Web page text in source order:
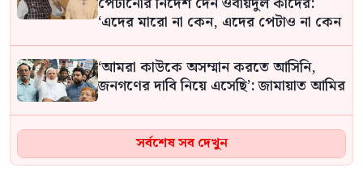
‘এদের মারো না কেন, এদের পেটাও না কেন
‘আমরা কাউকে অসম্মান করতে আসিনি,
জনগণের দাবি নিয়ে এসেছি’: জামায়াত আমির
হাড়ি-পাতিল ও গ্যাসের চুলা নিয়ে ১১ দলের
অবস্থান কর্মসূচিতে নারীরা
সর্বশেষ সব দেখুন